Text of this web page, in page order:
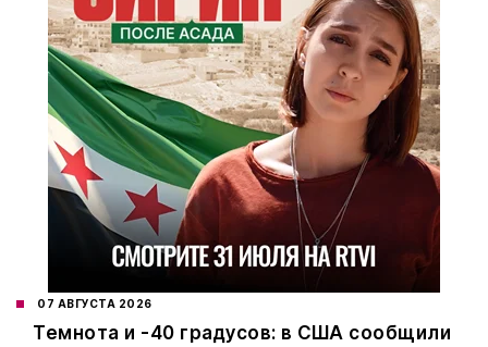
07 АВГУСТА 2026
Темнота и -40 градусов: в США сообщили